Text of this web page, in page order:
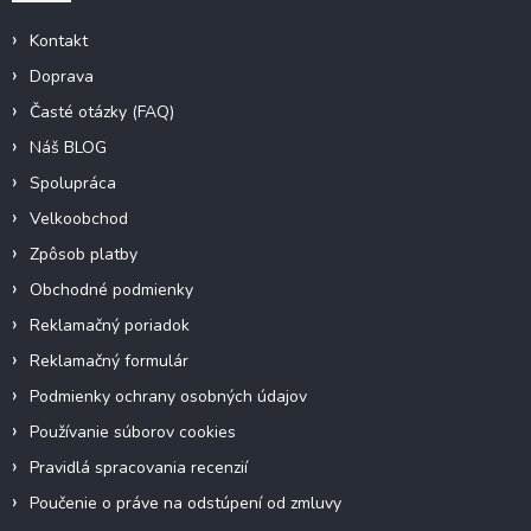
Kontakt
Doprava
Časté otázky (FAQ)
Náš BLOG
Spolupráca
Velkoobchod
Zpôsob platby
Obchodné podmienky
Reklamačný poriadok
Reklamačný formulár
Podmienky ochrany osobných údajov
Používanie súborov cookies
Pravidlá spracovania recenzií
Poučenie o práve na odstúpení od zmluvy